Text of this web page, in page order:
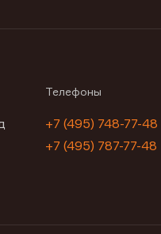
Телефоны
+7 (495) 748-77-48
+7 (495) 787-77-48